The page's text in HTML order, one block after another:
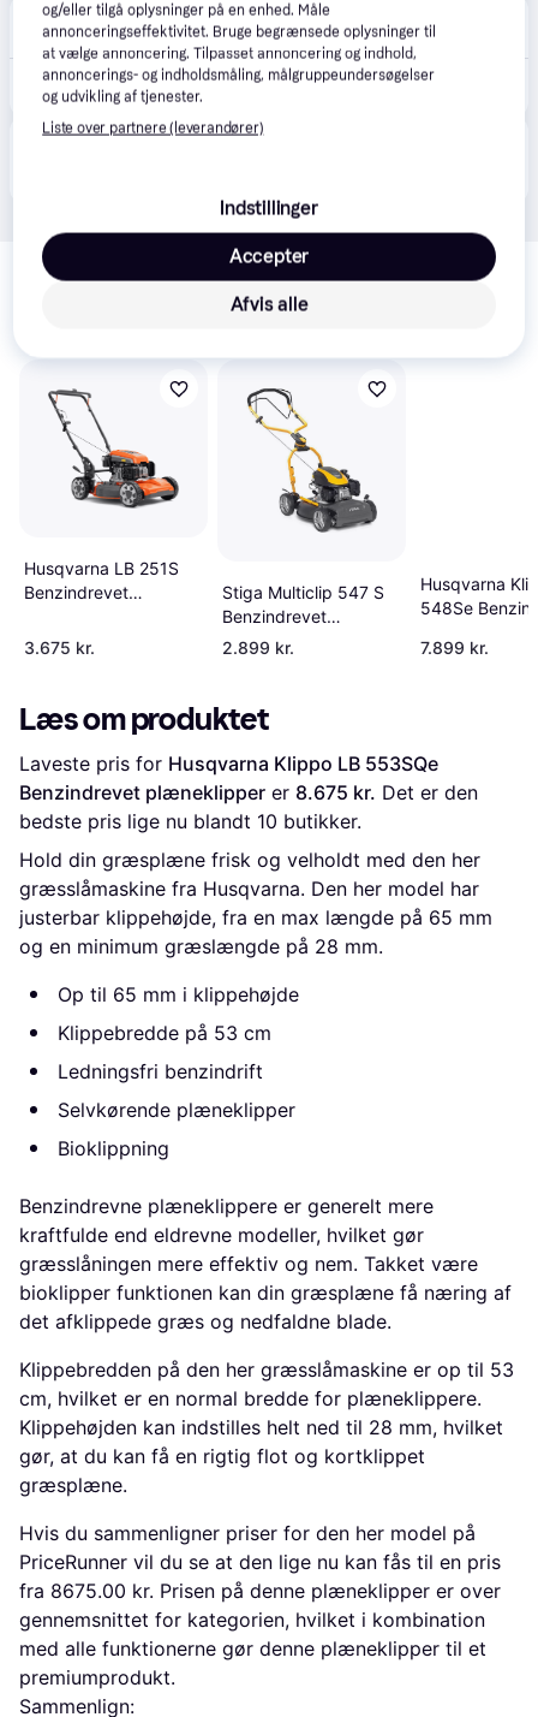
Husqvarna
Fri fragt,3-5 dage
KLIPPO LB 553SQe 10.799 kr.
Relaterede produkter
Se vores forslag til andre produkter, der matcher dine
Husqvarna LB 251S
Benzindrevet
3.675 kr.
Stiga Multiclip 547 S
Benzindrevet
plæneklipper
2.899 kr.
Husqvarna
548Se
7.899 kr.
Læs om produktet
Laveste pris for Husqvarna Klippo LB 553SQe
Benzindrevet plæneklipper er 8.675 kr. Det er den
bedste pris lige nu blandt 10 butikker.
Hold din græsplæne frisk og velholdt med den her
græsslåmaskine fra Husqvarna. Den her model har
justerbar klippehøjde, fra en max længde på 65 mm
og en minimum græslængde på 28 mm.
Op til 65 mm i klippehøjde
Klippebredde på 53 cm
Ledningsfri benzindrift
Selvkørende plæneklipper
Bioklippning
Benzindrevne plæneklippere er generelt mere
kraftfulde end eldrevne modeller, hvilket gør
græsslåningen mere effektiv og nem. Takket være
bioklipper funktionen kan din græsplæne få næring af
det afklippede græs og nedfaldne blade.
Klippebredden på den her græsslåmaskine er op til 53
cm, hvilket er en normal bredde for plæneklippere.
Klippehøjden kan indstilles helt ned til 28 mm, hvilket
gør, at du kan få en rigtig flot og kortklippet
græsplæne.
Hvis du sammenligner priser for den her model på
PriceRunner vil du se at den lige nu kan fås til en pris
fra 8675.00 kr. Prisen på denne plæneklipper er over
gennemsnittet for kategorien, hvilket i kombination
med alle funktionerne gør denne plæneklipper til et
premiumprodukt.
Sammenlign:
og/eller tilgå oplysninger på en enhed. Måle
annonceringseffektivitet. Bruge begrænsede oplysninger til
at vælge annoncering. Tilpasset annoncering og indhold,
annoncerings- og indholdsmåling, målgruppeundersøgelser
og udvikling af tjenester.
Liste over partnere (leverandører)
Indstillinger
Afvis alle
Accepter